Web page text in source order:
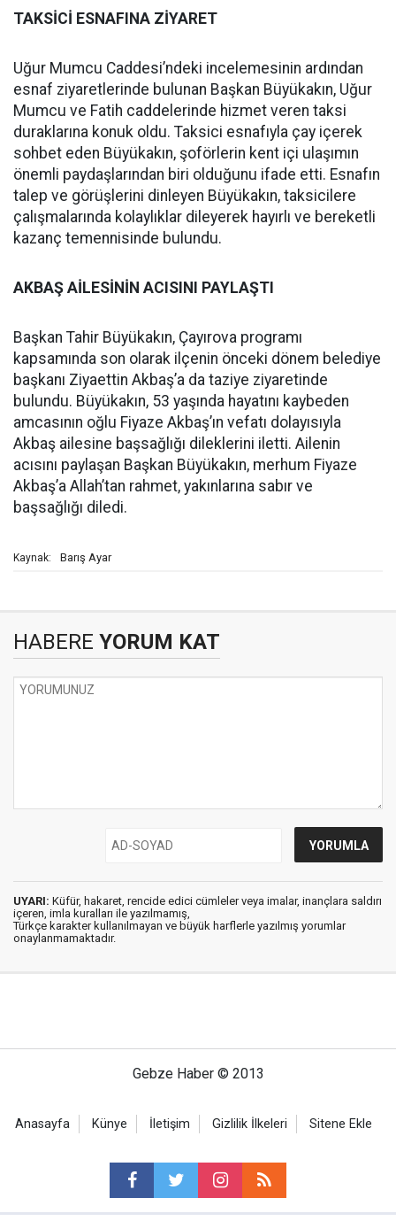
TAKSİCİ ESNAFINA ZİYARET
Uğur Mumcu Caddesi’ndeki incelemesinin ardından
esnaf ziyaretlerinde bulunan Başkan Büyükakın, Uğur
Mumcu ve Fatih caddelerinde hizmet veren taksi
duraklarına konuk oldu. Taksici esnafıyla çay içerek
sohbet eden Büyükakın, şoförlerin kent içi ulaşımın
önemli paydaşlarından biri olduğunu ifade etti. Esnafın
talep ve görüşlerini dinleyen Büyükakın, taksicilere
çalışmalarında kolaylıklar dileyerek hayırlı ve bereketli
kazanç temennisinde bulundu.
AKBAŞ AİLESİNİN ACISINI PAYLAŞTI
Başkan Tahir Büyükakın, Çayırova programı
kapsamında son olarak ilçenin önceki dönem belediye
başkanı Ziyaettin Akbaş’a da taziye ziyaretinde
bulundu. Büyükakın, 53 yaşında hayatını kaybeden
amcasının oğlu Fiyaze Akbaş’ın vefatı dolayısıyla
Akbaş ailesine başsağlığı dileklerini iletti. Ailenin
acısını paylaşan Başkan Büyükakın, merhum Fiyaze
Akbaş’a Allah’tan rahmet, yakınlarına sabır ve
başsağlığı diledi.
Kaynak: Barış Ayar
HABERE YORUM KAT
UYARI: Küfür, hakaret, rencide edici cümleler veya imalar, inançlara saldırı
içeren, imla kuralları ile yazılmamış,
Türkçe karakter kullanılmayan ve büyük harflerle yazılmış yorumlar
onaylanmamaktadır.
Gebze Haber © 2013
Anasayfa Künye İletişim Gizlilik İlkeleri Sitene Ekle